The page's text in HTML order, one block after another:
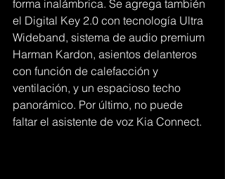
forma inalámbrica. Se agrega también
el Digital Key 2.0 con tecnología Ultra
Wideband, sistema de audio premium
Harman Kardon, asientos delanteros
con función de calefacción y
ventilación, y un espacioso techo
panorámico. Por último, no puede
faltar el asistente de voz Kia Connect.